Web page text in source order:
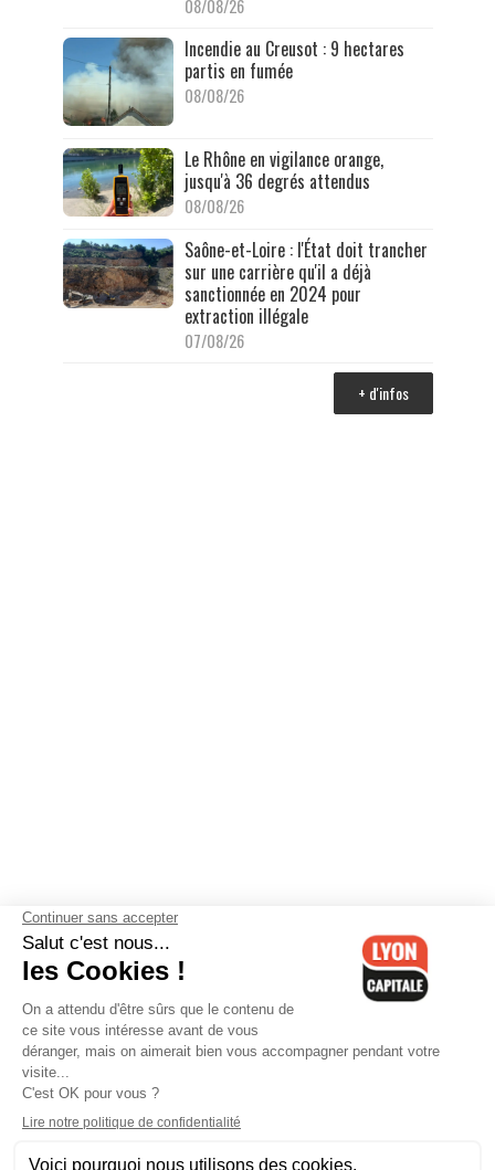
08/08/26
Incendie au Creusot : 9 hectares
partis en fumée
08/08/26
Le Rhône en vigilance orange,
jusqu'à 36 degrés attendus
08/08/26
Saône-et-Loire : l'État doit trancher
sur une carrière qu'il a déjà
sanctionnée en 2024 pour
extraction illégale
07/08/26
+ d'infos